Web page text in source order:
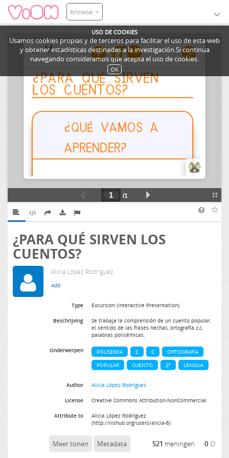
USO DE COOKIES
Usamos cookies propias y de terceros para facilitar el uso de esta web
y obtener estadísticas destinadas a la investigación.Si continua
navegando consideramos que acepta el uso de cookies.
OK
browse
¿PARA QUÉ SIRVEN LOS
CUENTOS?
Alicia López Rodríguez
Type Excursion (Interactive Presentation)
Beschrijving
Se trabaja la comprensión de un cuento popular,
el sentido de las frases hechas, ortografía z,c,
palabras polisémicas.
Onderwerpen POLISEMIA Z C
ORTOGRAFÍA
POPULAR
CUENTO 2º LENGUA
Author Alicia López Rodríguez
License Creative Commons Attribution-NonCommercial
Attribute to
Alicia López Rodríguez
(http://vishub.org/users/alicia-6)
Meer tonen Metadata 521 meningen 0